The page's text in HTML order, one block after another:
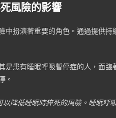
風險的影響
中扮演著重要的角色。通過提供
是患有睡眠呼吸暫停症的人，面
。
降低睡眠時猝死的風險。睡眠